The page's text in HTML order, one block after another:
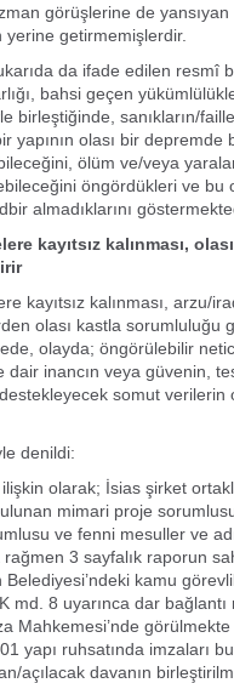
görüşlerine de
getirmemişlerdir.
da ifade edilen resmî
bahsi geçen
birleştiğinde, sanıkların/
yapının olası bir depremde
ölüm ve/veya
öngördükleri ve bu
almadıklarını
kayıtsız kalınması,
kayıtsız kalınması, arzu/
olası kastla sorumluluğu
olayda; öngörülebilir
dair inancın veya güvenin,
destekleyecek somut verilerin
denildi:
olarak; İsias şirket
mimari proje
ve fenni mesuller ve
rağmen 3 sayfalık raporun
Belediyesi’ndeki kamu
md. 8 uyarınca dar bağlantı
Mahkemesi’nde
yapı ruhsatında imzaları
açılacak davanın